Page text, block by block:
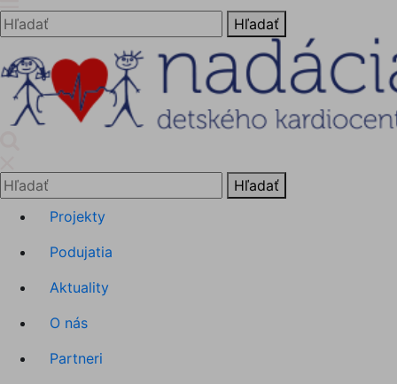
Hľadať: Hľadať
Hľadať:
Hľadať
Projekty
Podujatia
Aktuality
O nás
Partneri